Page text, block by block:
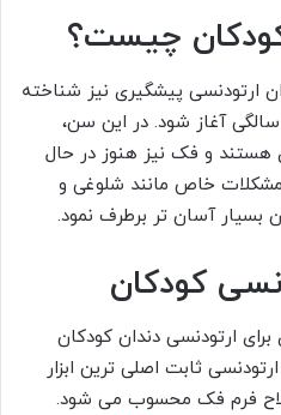
چیست؟
ارتودنسی پیشگیری نیز شناخته
می‌شود، می‌تواند از سن 6 یا 7 سالگی آغاز شود. در این سن،
هستند و فک نیز هنوز در حال
مشکلات خاص مانند شلوغی و
بسیار آسان‌ تر برطرف نمود.
کودکان
برای ارتودنسی دندان کودکان
ثابت اصلی ترین ابزار
فرم فک محسوب می شود.